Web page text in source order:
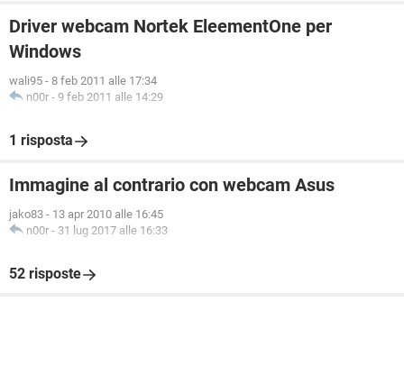
Driver webcam Nortek EleementOne per
Windows
wali95 - 8 feb 2011 alle 17:34
n00r - 9 feb 2011 alle 14:29
1 risposta
Immagine al contrario con webcam Asus
jako83 - 13 apr 2010 alle 16:45
n00r - 31 lug 2017 alle 16:33
52 risposte